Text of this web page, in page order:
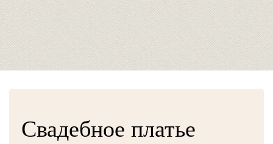
Свадебное платье